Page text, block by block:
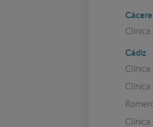
Clínica
Cádiz
Clínica
Clínica
Clínica